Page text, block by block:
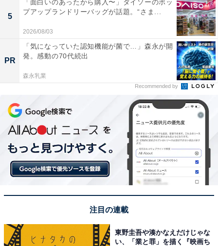
5
「面白いのあったから購入〜」ダイソーのポッ
プアップランドリーバッグが話題。“さま...
2026/08/03
PR
「気になっていた認知機能が菌で…」森永が開
発。感動の70代続出
森永乳業
Recommended by
注目の連載
東野圭吾や湊かなえだけじゃな
い、「業と罪」を描く『映画ち